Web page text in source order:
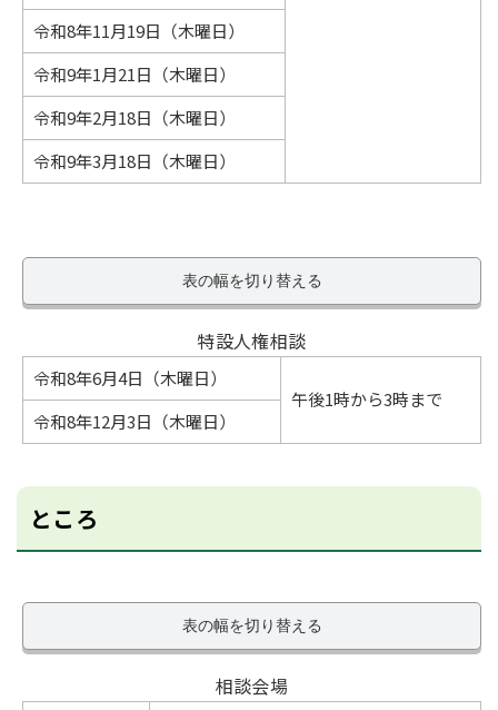
令和8年11月19日（木曜日）
令和9年1月21日（木曜日）
令和9年2月18日（木曜日）
令和9年3月18日（木曜日）
表の幅を切り替える
特設人権相談
令和8年6月4日（木曜日）
午後1時から3時まで
令和8年12月3日（木曜日）
ところ
表の幅を切り替える
相談会場